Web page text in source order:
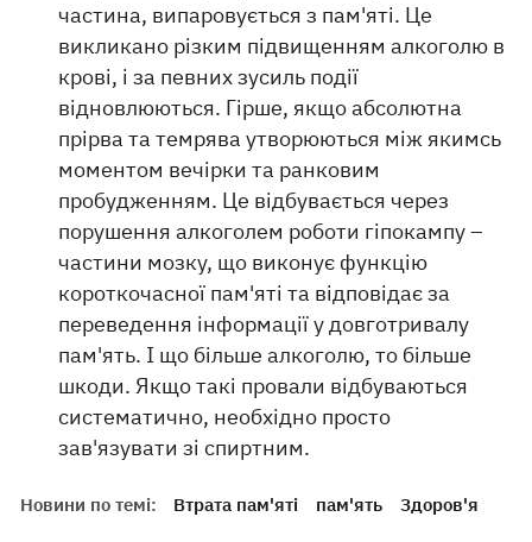
частина, випаровується з пам'яті. Це
викликано різким підвищенням алкоголю в
крові, і за певних зусиль події
відновлюються. Гірше, якщо абсолютна
прірва та темрява утворюються між якимсь
моментом вечірки та ранковим
пробудженням. Це відбувається через
порушення алкоголем роботи гіпокампу –
частини мозку, що виконує функцію
короткочасної пам'яті та відповідає за
переведення інформації у довготривалу
пам'ять. І що більше алкоголю, то більше
шкоди. Якщо такі провали відбуваються
систематично, необхідно просто
зав'язувати зі спиртним.
Новини по темі: Втрата пам'яті пам'ять Здоров'я